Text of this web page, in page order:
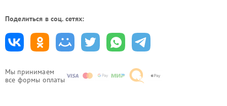
Мы принимаем
все формы оплаты
Поделиться в соц. сетях: